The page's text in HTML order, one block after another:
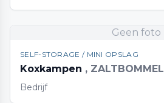
Geen foto
SELF-STORAGE / MINI OPSLAG
Koxkampen , ZALTBOMMEL
Bedrijf